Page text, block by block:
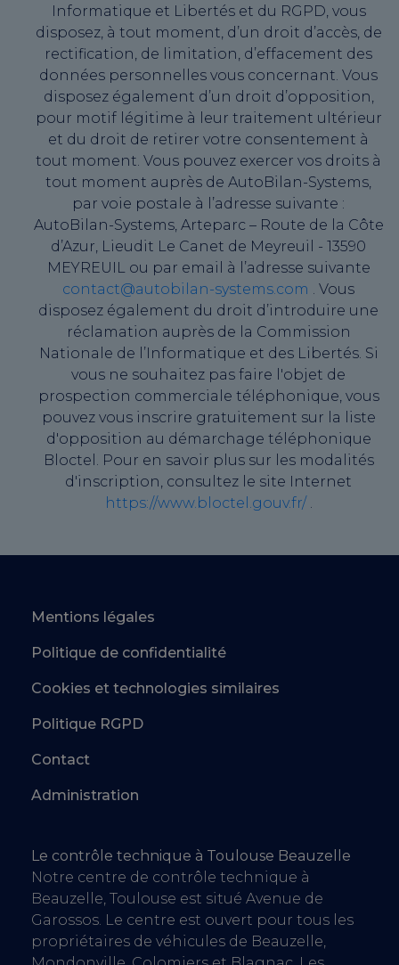
Informatique et Libertés et du RGPD, vous
disposez, à tout moment, d’un droit d’accès, de
rectification, de limitation, d’effacement des
données personnelles vous concernant. Vous
disposez également d’un droit d’opposition,
pour motif légitime à leur traitement ultérieur
et du droit de retirer votre consentement à
tout moment. Vous pouvez exercer vos droits à
tout moment auprès de AutoBilan-Systems,
par voie postale à l’adresse suivante :
AutoBilan-Systems, Arteparc – Route de la Côte
d’Azur, Lieudit Le Canet de Meyreuil - 13590
MEYREUIL ou par email à l’adresse suivante
contact@autobilan-systems.com . Vous
disposez également du droit d’introduire une
réclamation auprès de la Commission
Nationale de l’Informatique et des Libertés. Si
vous ne souhaitez pas faire l'objet de
prospection commerciale téléphonique, vous
pouvez vous inscrire gratuitement sur la liste
d'opposition au démarchage téléphonique
Bloctel. Pour en savoir plus sur les modalités
d'inscription, consultez le site Internet
https://www.bloctel.gouv.fr/.
Mentions légales
Politique de confidentialité
Cookies et technologies similaires
Politique RGPD
Contact
Administration
Le contrôle technique à Toulouse Beauzelle
Notre centre de contrôle technique à
Beauzelle, Toulouse est situé Avenue de
Garossos. Le centre est ouvert pour tous les
propriétaires de véhicules de Beauzelle,